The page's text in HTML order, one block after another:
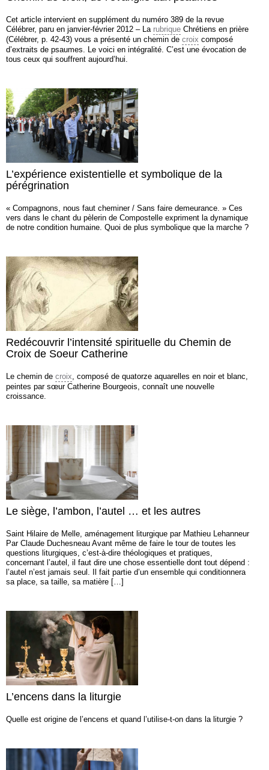
Cet article intervient en supplément du numéro 389 de la revue
Célébrer, paru en janvier-février 2012 – La rubrique Chrétiens en prière
(Célébrer, p. 42-43) vous a présenté un chemin de croix composé
d’extraits de psaumes. Le voici en intégralité. C’est une évocation de
tous ceux qui souffrent aujourd’hui.
L’expérience existentielle et symbolique de la
pérégrination
« Compagnons, nous faut cheminer / Sans faire demeurance. » Ces
vers dans le chant du pèlerin de Compostelle expriment la dynamique
de notre condition humaine. Quoi de plus symbolique que la marche ?
Redécouvrir l’intensité spirituelle du Chemin de
Croix de Soeur Catherine
Le chemin de croix, composé de quatorze aquarelles en noir et blanc,
peintes par sœur Catherine Bourgeois, connaît une nouvelle
croissance.
Le siège, l’ambon, l’autel … et les autres
Saint Hilaire de Melle, aménagement liturgique par Mathieu Lehanneur
Par Claude Duchesneau Avant même de faire le tour de toutes les
questions liturgiques, c’est-à-dire théologiques et pratiques,
concernant l’autel, il faut dire une chose essentielle dont tout dépend :
l’autel n’est jamais seul. Il fait partie d’un ensemble qui conditionnera
sa place, sa taille, sa matière […]
L’encens dans la liturgie
Quelle est origine de l’encens et quand l’utilise-t-on dans la liturgie ?